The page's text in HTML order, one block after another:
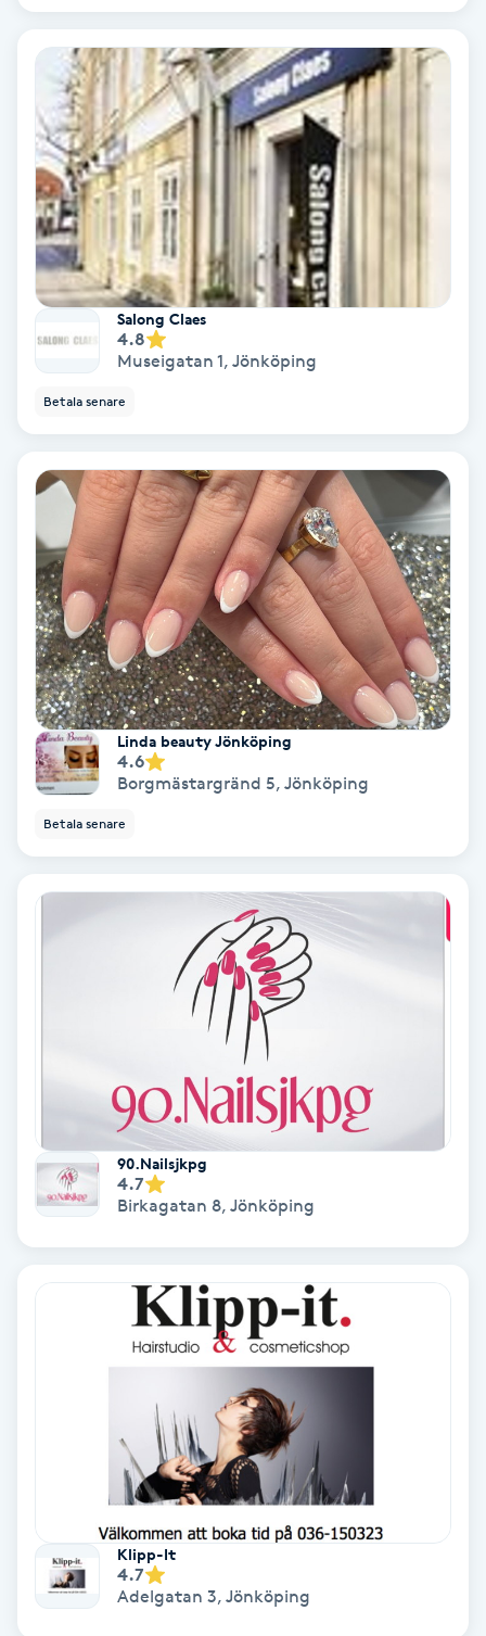
Personlig tränare
Picolaser
Piercing
Pigmentbehandling
Pigmentfläckar
Plastikkirurgi
Powder brows
Power Yoga
PRP (Platelet Rich Plasma)
PRX-T33
Psoriasis
Radiofrekvens
Rakning
Regndroppsmassage
Reikihealing
Reiki massage
Rosacea
Rosenmetoden
Samtalsterapi
Senioryoga
Salong Claes
4.8
Museigatan 1, Jönköping
Betala senare
Linda beauty Jönköping
4.6
Borgmästargränd 5, Jönköping
Betala senare
90.Nailsjkpg
4.7
Birkagatan 8, Jönköping
Klipp-It
4.7
Adelgatan 3, Jönköping